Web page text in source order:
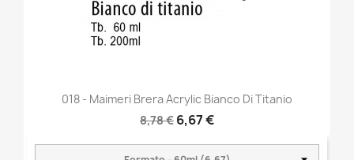
018 - Maimeri Brera Acrylic Bianco Di Titanio
8,78 € 6,67 €